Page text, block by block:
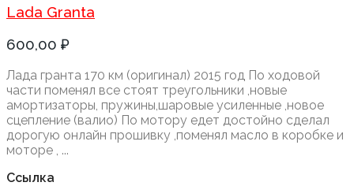
Lada Granta
600,00 ₽
Лада гранта 170 км (оригинал) 2015 год По ходовой
части поменял все стоят треугольники ,новые
амортизаторы, пружины,шаровые усиленные ,новое
сцепление (валио) По мотору едет достойно сделал
дорогую онлайн прошивку ,поменял масло в коробке и
моторе , ...
Ссылка